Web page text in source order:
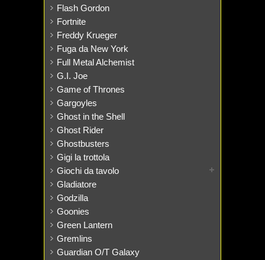
Flash Gordon
Fortnite
Freddy Krueger
Fuga da New York
Full Metal Alchemist
G.I. Joe
Game of Thrones
Gargoyles
Ghost in the Shell
Ghost Rider
Ghostbusters
Gigi la trottola
Giochi da tavolo
Gladiatore
Godzilla
Goonies
Green Lantern
Gremlins
Guardian O/T Galaxy